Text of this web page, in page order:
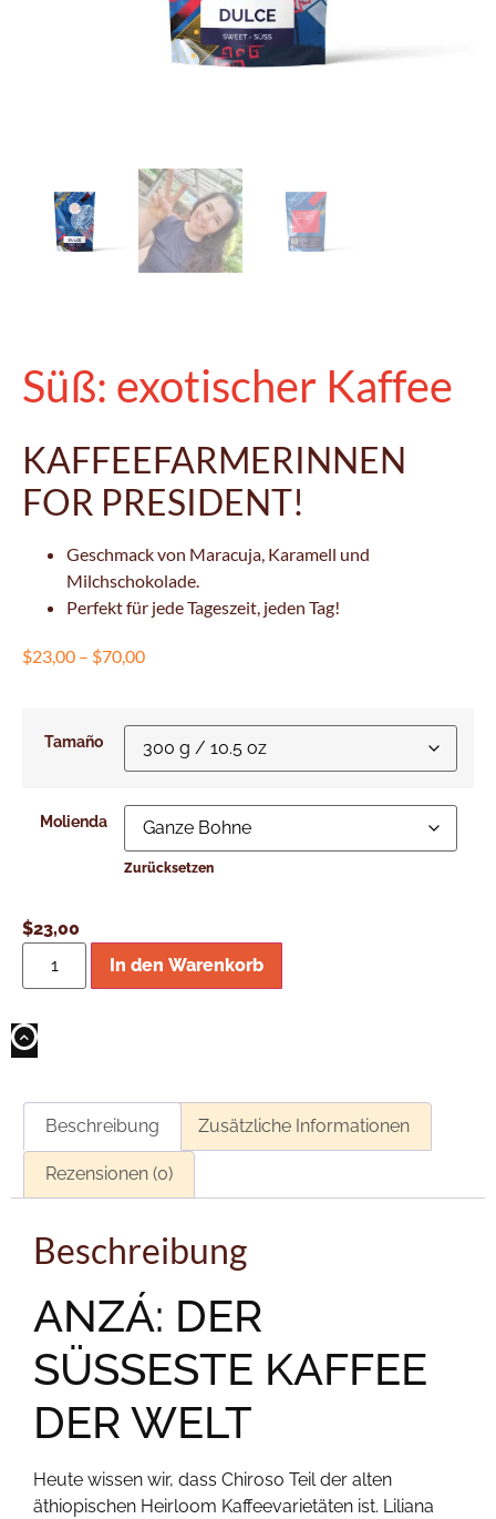
Süß: exotischer Kaffee
KAFFEEFARMERINNEN
FOR PRESIDENT!
Geschmack von Maracuja, Karamell und
Milchschokolade.
Perfekt für jede Tageszeit, jeden Tag!
$23,00 – $70,00
Tamaño
Molienda
Zurücksetzen
$23,00
In den Warenkorb
Beschreibung Zusätzliche Informationen
Rezensionen (0)
Beschreibung
ANZÁ: DER
SÜSSESTE KAFFEE
DER WELT
Heute wissen wir, dass Chiroso Teil der alten
äthiopischen Heirloom Kaffeevarietäten ist. Liliana